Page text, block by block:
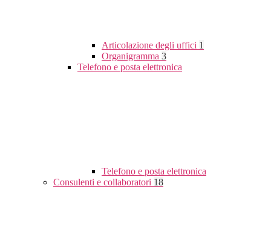
Articolazione degli uffici 1
Organigramma 3
Telefono e posta elettronica
Telefono e posta elettronica
Consulenti e collaboratori 18